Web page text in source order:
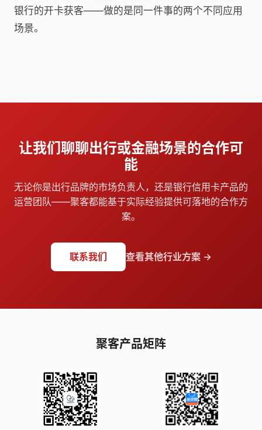
银行的开卡获客——做的是同一件事的两个不同应用
场景。
让我们聊聊出行或金融场景的合作可
能
无论你是出行品牌的市场负责人，还是银行信用卡产品的
运营团队——聚客都能基于实际经验提供可落地的合作方
案。
联系我们 查看其他行业方案 →
聚客产品矩阵